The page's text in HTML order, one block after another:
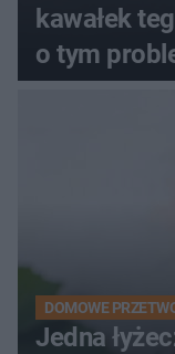
kawałek
o tym
DOMOWE
Jedna